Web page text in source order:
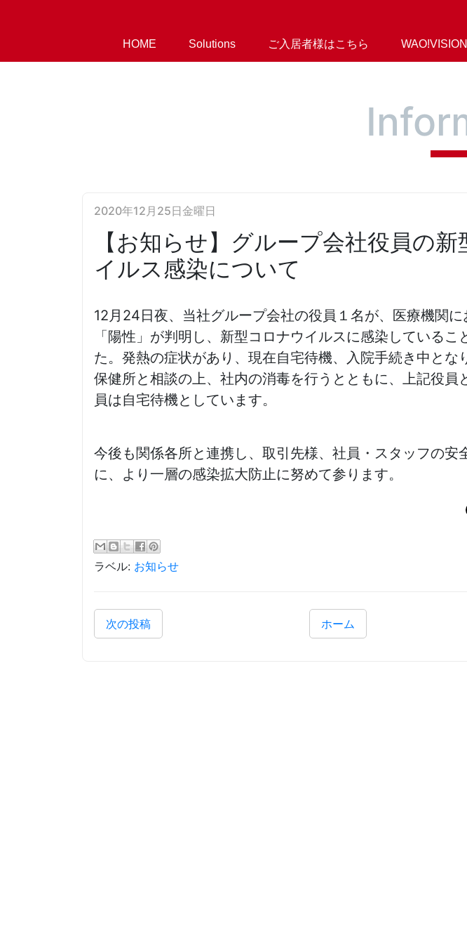
HOME Solutions ご入居者様はこちら WAO!VISION
2020年12月25日金曜日
【お知らせ】グループ会社役員の新
イルス感染について
12月24日夜、当社グループ会社の役員１名が、医療機関
「陽性」が判明し、新型コロナウイルスに感染しているこ
た。発熱の症状があり、現在自宅待機、入院手続き中とな
保健所と相談の上、社内の消毒を行うとともに、上記役員
員は自宅待機としています。
今後も関係各所と連携し、取引先様、社員・スタッフの安
に、より一層の感染拡大防止に努めて参ります。
ラベル: お知らせ
次の投稿 ホーム